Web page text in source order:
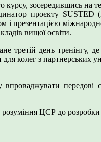
зосередившись на
проєкту
і презентацією
вищої освіти.
день тренінгу,
колег з партнерських
передові
ЦСР до